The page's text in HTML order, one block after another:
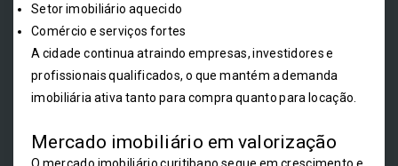
Setor imobiliário aquecido
Comércio e serviços fortes
A cidade continua atraindo empresas, investidores e
profissionais qualificados, o que mantém a demanda
imobiliária ativa tanto para compra quanto para locação.
Mercado imobiliário em valorização
O mercado imobiliário curitibano segue em crescimento e